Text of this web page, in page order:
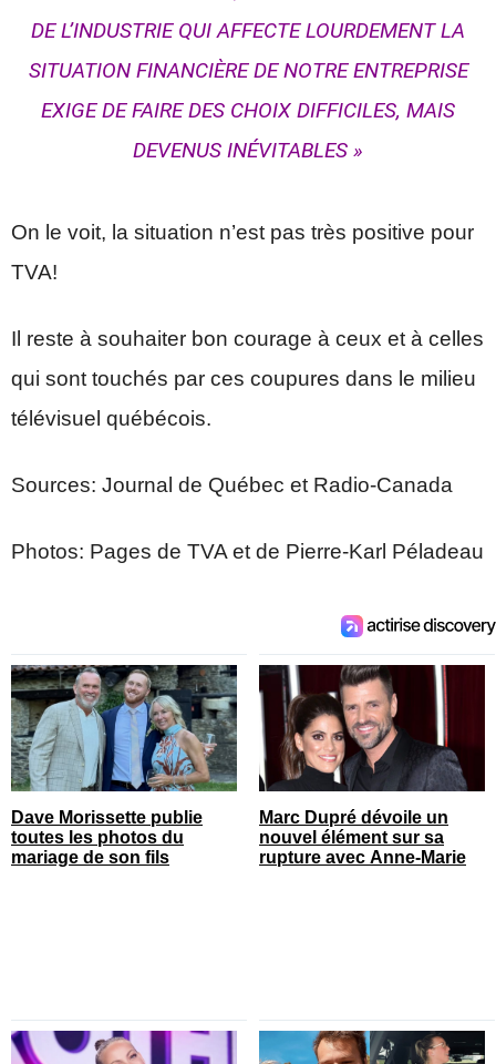
DE L’INDUSTRIE QUI AFFECTE LOURDEMENT LA
SITUATION FINANCIÈRE DE NOTRE ENTREPRISE
EXIGE DE FAIRE DES CHOIX DIFFICILES, MAIS
DEVENUS INÉVITABLES »
On le voit, la situation n’est pas très positive pour
TVA!
Il reste à souhaiter bon courage à ceux et à celles
qui sont touchés par ces coupures dans le milieu
télévisuel québécois.
Sources: Journal de Québec et Radio-Canada
Photos: Pages de TVA et de Pierre-Karl Péladeau
Dave Morissette publie
toutes les photos du
mariage de son fils
Marc Dupré dévoile un
nouvel élément sur sa
rupture avec Anne-Marie